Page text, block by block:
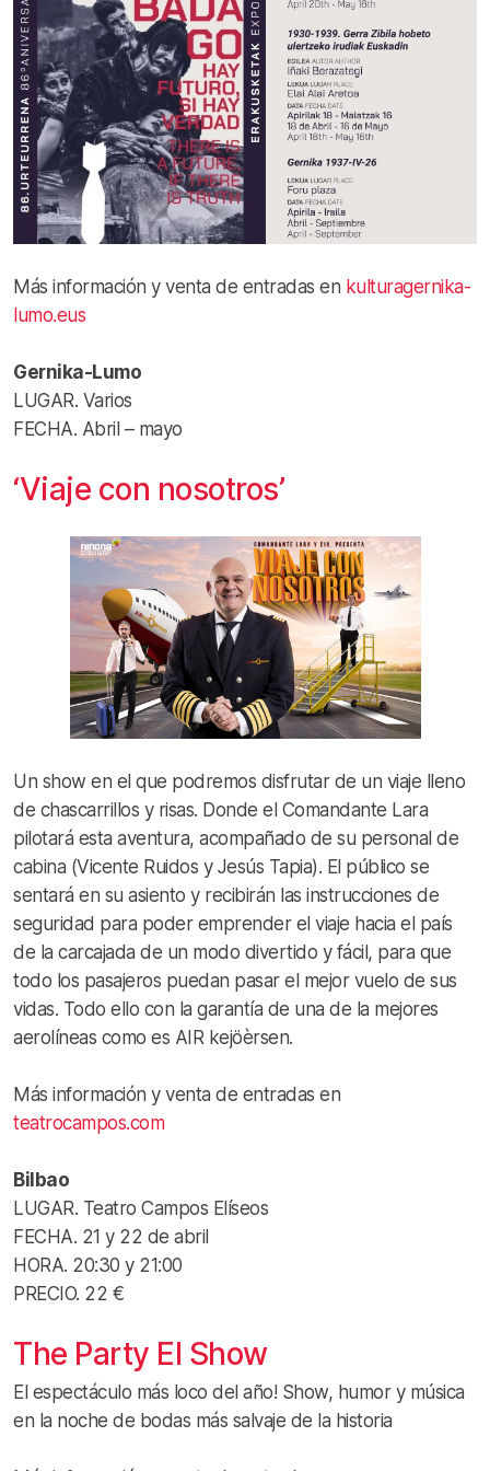
Más información y venta de entradas en kulturagernika-
lumo.eus
Gernika-Lumo
LUGAR. Varios
FECHA. Abril – mayo
‘Viaje con nosotros’
Un show en el que podremos disfrutar de un viaje lleno
de chascarrillos y risas. Donde el Comandante Lara
pilotará esta aventura, acompañado de su personal de
cabina (Vicente Ruidos y Jesús Tapia). El público se
sentará en su asiento y recibirán las instrucciones de
seguridad para poder emprender el viaje hacia el país
de la carcajada de un modo divertido y fácil, para que
todo los pasajeros puedan pasar el mejor vuelo de sus
vidas. Todo ello con la garantía de una de la mejores
aerolíneas como es AIR kejöèrsen.
Más información y venta de entradas en
teatrocampos.com
Bilbao
LUGAR. Teatro Campos Elíseos
FECHA. 21 y 22 de abril
HORA. 20:30 y 21:00
PRECIO. 22 €
The Party El Show
El espectáculo más loco del año! Show, humor y música
en la noche de bodas más salvaje de la historia